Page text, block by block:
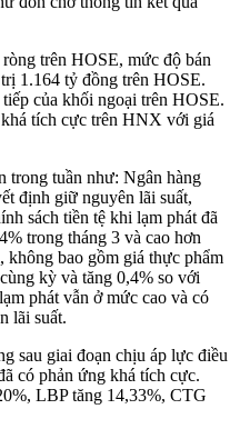
trên HOSE, mức độ bán
1.164 tỷ đồng trên HOSE.
của khối ngoại trên HOSE.
tích cực trên HNX với giá
trong tuần như: Ngân hàng
định giữ nguyên lãi suất,
sách tiền tệ khi lạm phát đã
trong tháng 3 và cao hơn
bao gồm giá thực phẩm
kỳ và tăng 0,4% so với
phát vẫn ở mức cao và có
lãi suất.
sau giai đoạn chịu áp lực điều
có phản ứng khá tích cực.
LBP tăng 14,33%, CTG